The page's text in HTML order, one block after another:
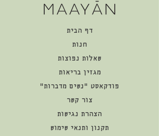
דף הבית
חנות
שאלות נפוצות
מגזין בריאות
פודקאסט "נשים מדברות"
צור קשר
הצהרת נגישות
תקנון ותנאי שימוש